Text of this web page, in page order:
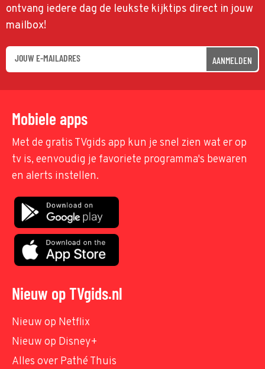
ontvang iedere dag de leukste kijktips direct in jouw
mailbox!
AANMELDEN
Mobiele apps
Met de gratis TVgids app kun je snel zien wat er op
tv is, eenvoudig je favoriete programma's bewaren
en alerts instellen.
Nieuw op TVgids.nl
Nieuw op Netflix
Nieuw op Disney+
Alles over Pathé Thuis